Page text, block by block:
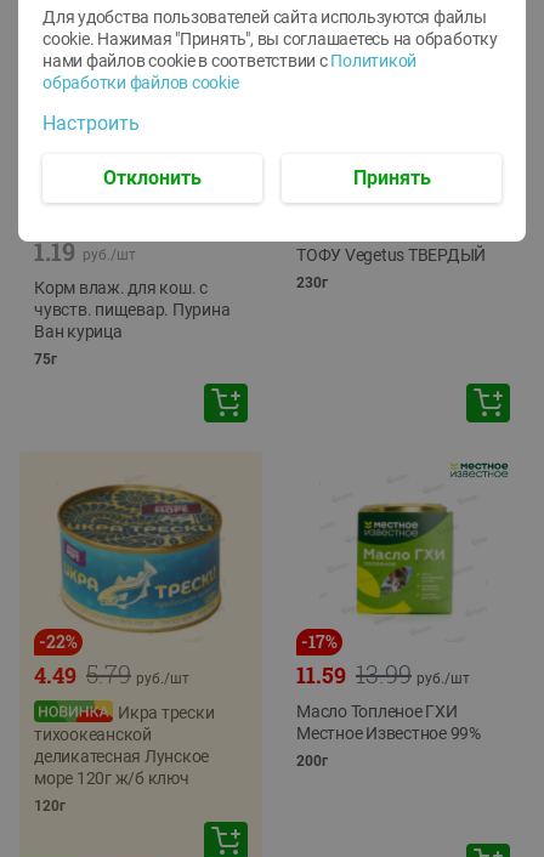
1.19 руб./шт
Корм влаж. для кош. с
чувств. пищевар. Пурина
Ван курица
75г
ТОФУ Vegetus ТВЕРДЫЙ
230г
-22%
5.79
4.49 руб./шт
Икра трески
тихоокеанской
деликатесная Лунское
море 120г ж/б ключ
120г
-17%
13.99
11.59 руб./шт
Масло Топленое ГХИ
Местное Известное 99%
200г
Для удобства пользователей сайта используются файлы
cookie. Нажимая "Принять", вы соглашаетесь на обработку
нами файлов cookie в соответствии с Политикой
обработки файлов cookie
Настроить
Отклонить Принять